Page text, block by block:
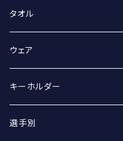
タオル
スポーツタオル
マフラータオル
ウェア
Tシャツ
Tシャツ（オーバーサイズ）
キーホルダー
丸アクキー
選手別